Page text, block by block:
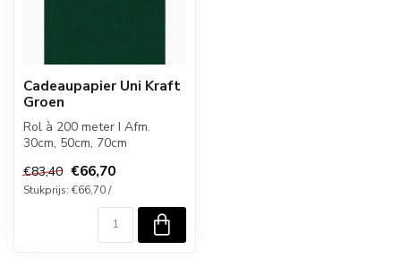
Cadeaupapier Uni Kraft
Groen
Rol à 200 meter I Afm.
30cm, 50cm, 70cm
€83,40 €66,70
Stukprijs: €66,70 /